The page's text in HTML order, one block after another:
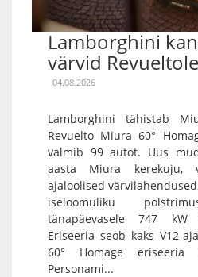
Lamborghini
värvid Revueltole
04.08.2026
Lamborghini tähistab
Revuelto Miura 60°
valmib 99 autot. Uus
aasta Miura kerekuju,
ajaloolised
iseloomuliku
tänapäevasele 747 kW
Eriseeria seob kaks V12-
60° Homage
Personami...